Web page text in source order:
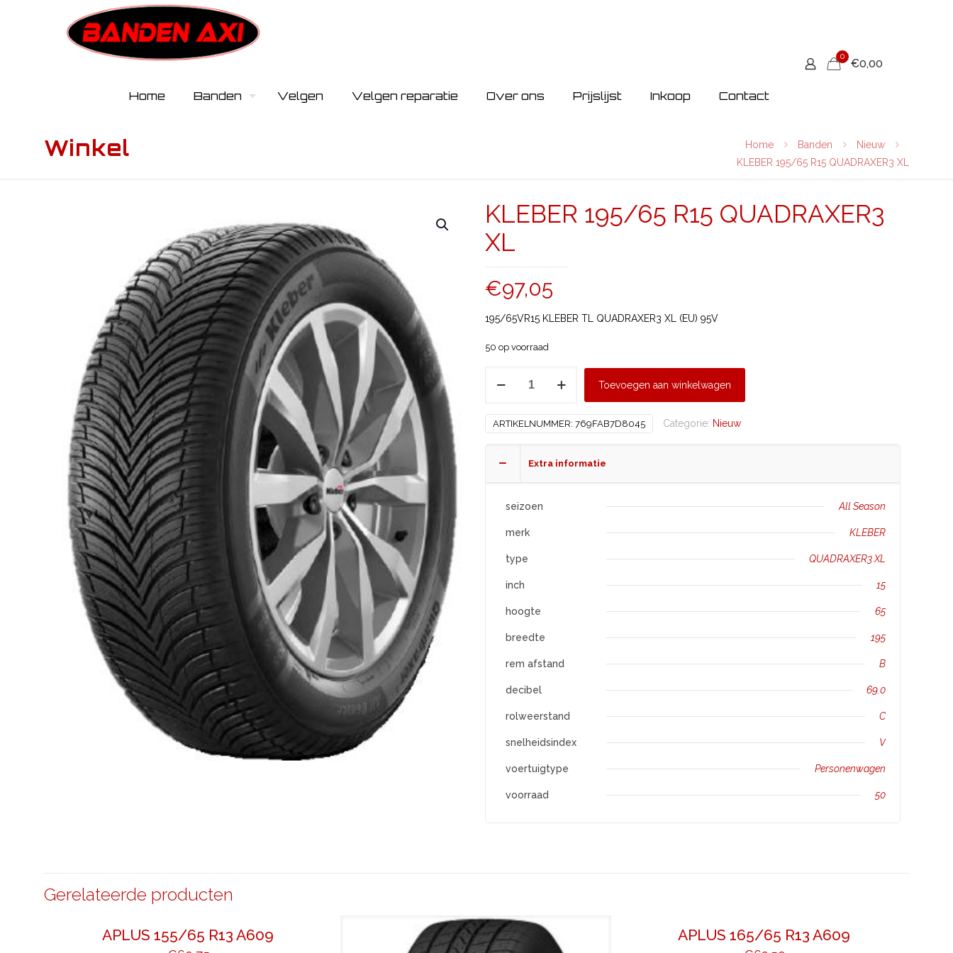
Home Banden Velgen Velgen reparatie Over ons Prijslijst Inkoop Contact
0
€0,00
Winkel Home Banden
Nieuw
KLEBER 195/65 R15 QUADRAXER3 XL
KLEBER 195/65 R15 QUADRAXER3
XL
€97,05
195/65VR15 KLEBER TL QUADRAXER3 XL (EU) 95V
50 op voorraad
QUADRAXER3
aantal
Toevoegen aan winkelwagen
ARTIKELNUMMER: 769FAB7D8045 Categorie: Nieuw
Extra informatie
seizoen All Season
merk KLEBER
type QUADRAXER3 XL
inch 15
hoogte 65
breedte 195
rem afstand B
decibel 69.0
rolweerstand C
snelheidsindex V
voertuigtype Personenwagen
voorraad 50
Gerelateerde producten
APLUS 155/65 R13 A609 APLUS 165/65 R13 A609